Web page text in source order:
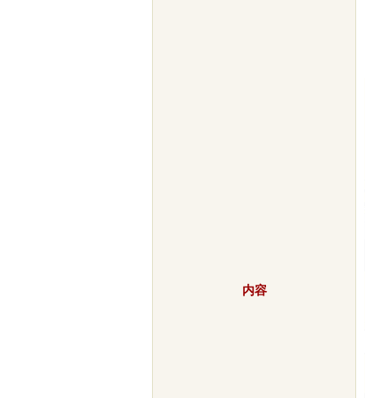
内容